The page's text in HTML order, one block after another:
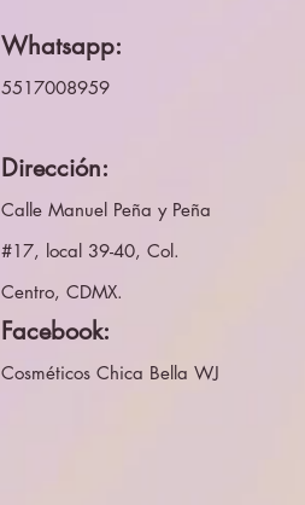
Whatsapp:
5517008959
Dirección:
Calle Manuel Peña y Peña
#17, local 39-40, Col.
Centro, CDMX.
Facebook:
Cosméticos Chica Bella WJ